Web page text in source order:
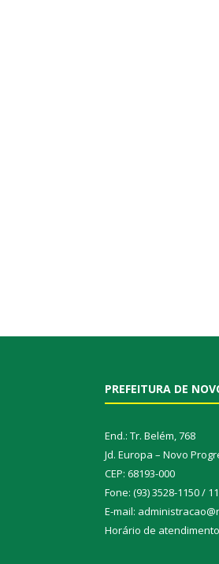
PREFEITURA DE
End.: Tr. Belém, 768
Jd. Europa – Novo
CEP: 68193-000
Fone: (93) 3528-1150 /
E-mail:
Horário de